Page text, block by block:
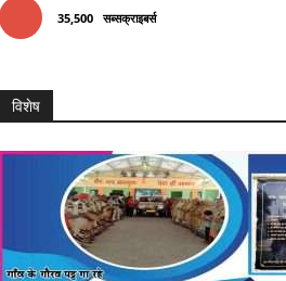
35,500 सब्सक्राइबर्स
विशेष